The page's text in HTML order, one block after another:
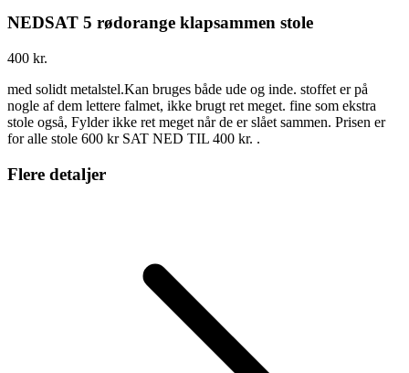
NEDSAT 5 rødorange klapsammen stole
400 kr.
med solidt metalstel.Kan bruges både ude og inde. stoffet er på
nogle af dem lettere falmet, ikke brugt ret meget. fine som ekstra
stole også, Fylder ikke ret meget når de er slået sammen. Prisen er
for alle stole 600 kr SAT NED TIL 400 kr. .
Flere detaljer